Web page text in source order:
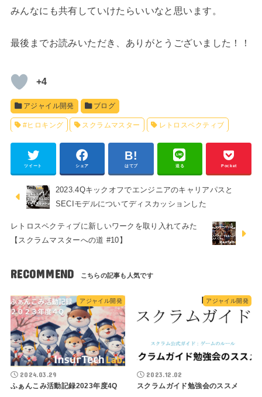
みんなにも共有していけたらいいなと思います。
最後までお読みいただき、ありがとうございました！！
+4
アジャイル開発 ブログ
#ヒロキング スクラムマスター レトロスペクティブ
ツイート シェア はてブ 送る Pocket
2023.4Qキックオフでエンジニアのキャリアパスと
SECIモデルについてディスカッションした
レトロスペクティブに新しいワークを取り入れてみた
【スクラムマスターへの道 #10】
RECOMMEND
アジャイル開発
2024.03.29
ふぁんこみ活動記録2023年度4Q
アジャイル開発
2023.12.02
スクラムガイド勉強会のススメ